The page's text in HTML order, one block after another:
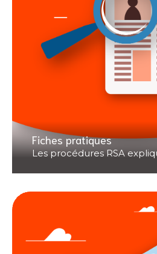
Fiches pratiques
Les procédures RSA